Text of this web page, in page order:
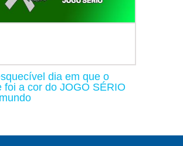
dia em que o
foi a cor do JOGO SÉRIO